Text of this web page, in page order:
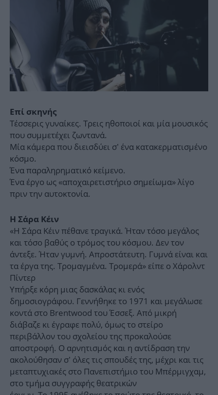
Επί σκηνής
Τέσσερις γυναίκες. Τρεις ηθοποιοί και μία μουσικός
που συμμετέχει ζωντανά.
Μία κάμερα που διεισδύει σ’ ένα κατακερματισμένο
κόσμο.
Ένα παραληρηματικό κείμενο.
Ένα έργο ως «αποχαιρετιστήριο σημείωμα» λίγο
πριν την αυτοκτονία.
Η Σάρα Κέιν
«Η Σάρα Κέιν πέθανε τραγικά. Ήταν τόσο μεγάλος
και τόσο βαθύς ο τρόμος του κόσμου. Δεν τον
άντεξε. Ήταν γυμνή. Απροστάτευτη. Γυμνά είναι και
τα έργα της. Τρομαγμένα. Τρομερά» είπε ο Χάρολντ
Πίντερ
Υπήρξε κόρη μιας δασκάλας κι ενός
δημοσιογράφου. Γεννήθηκε το 1971 και μεγάλωσε
κοντά στο Brentwood του Έσσεξ. Από μικρή
διάβαζε κι έγραφε πολύ, όμως το στείρο
περιβάλλον του σχολείου της προκαλούσε
αποστροφή. Ο αρνητισμός και η αντίδραση την
ακολούθησαν σ’ όλες τις σπουδές της, μέχρι και τις
μεταπτυχιακές στο Πανεπιστήμιο του Μπέρμιγχαμ,
στο τμήμα συγγραφής θεατρικών